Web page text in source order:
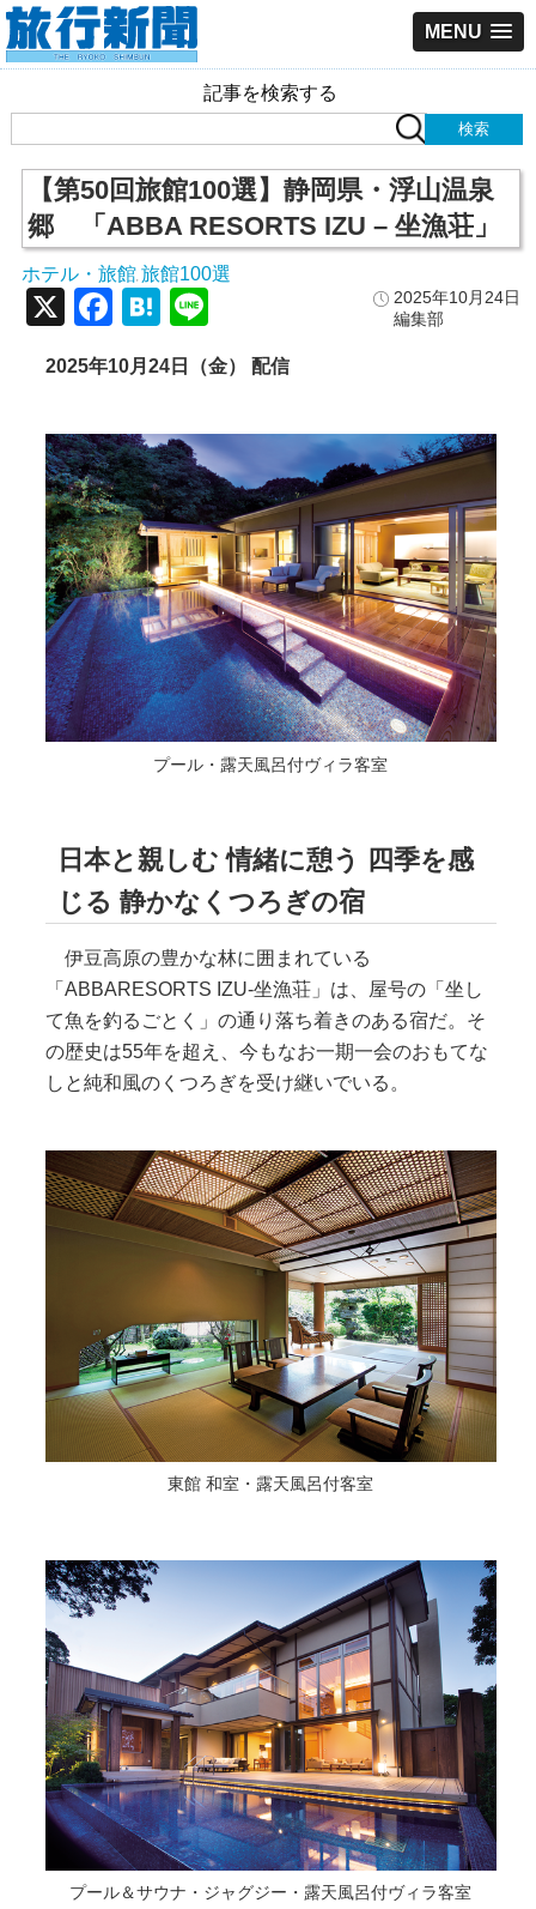
MENU
記事を検索する
【第50回旅館100選】静岡県・浮山温泉
郷 「ABBA RESORTS IZU – 坐漁荘」
ホテル・旅館 旅館100選
2025年10月24日
編集部
X Facebook
Hatena
2025年10月24日（金） 配信
プール・露天風呂付ヴィラ客室
日本と親しむ 情緒に憩う 四季を感
じる 静かなくつろぎの宿
伊豆高原の豊かな林に囲まれている
「ABBARESORTS IZU-坐漁荘」は、屋号の「坐し
て魚を釣るごとく」の通り落ち着きのある宿だ。そ
の歴史は55年を超え、今もなお一期一会のおもてな
しと純和風のくつろぎを受け継いでいる。
東館 和室・露天風呂付客室
プール＆サウナ・ジャグジー・露天風呂付ヴィラ客室